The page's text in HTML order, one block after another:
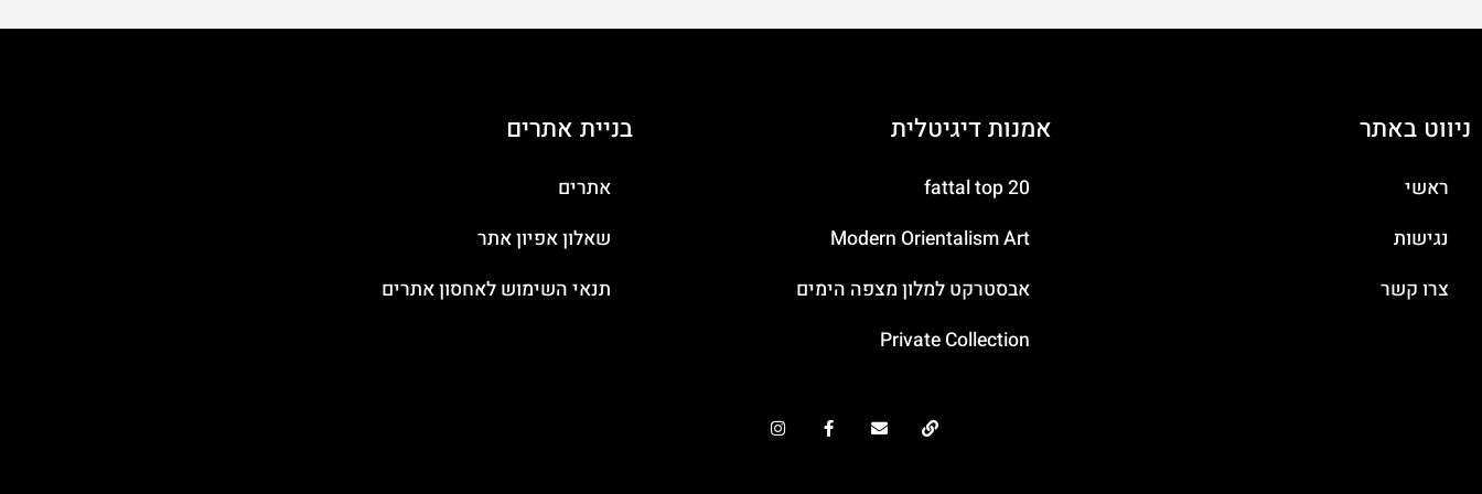
ניווט באתר
ראשי
נגישות
צרו קשר
אמנות דיגיטלית
fattal top 20
Modern Orientalism Art
אבסטרקט למלון מצפה הימים
Private Collection
בניית אתרים
אתרים
שאלון אפיון אתר
תנאי השימוש לאחסון אתרים